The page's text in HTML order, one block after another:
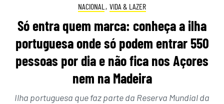
NACIONAL , VIDA & LAZER
Só entra quem marca: conheça a ilha
portuguesa onde só podem entrar 550
pessoas por dia e não fica nos Açores
nem na Madeira
Ilha portuguesa que faz parte da Reserva Mundial da